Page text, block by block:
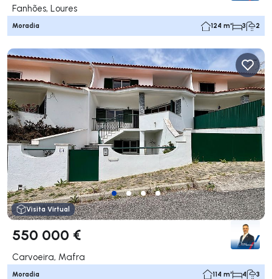
Fanhões, Loures
Moradia 124 m² 3 2
Visita Virtual
550 000 €
Carvoeira, Mafra
Moradia 114 m² 4 3